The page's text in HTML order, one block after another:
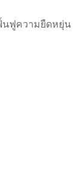
นฟูความยืดหยุ่น